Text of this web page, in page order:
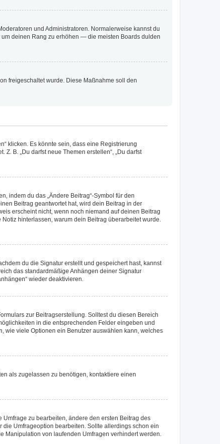
und Administratoren. Normalerweise kannst du
deinen Rang zu erhöhen — die meisten Boards dulden
freigeschaltet wurde. Diese Maßnahme soll den
klicken. Es könnte sein, dass eine Registrierung
B. „Du darfst neue Themen erstellen“, „Du darfst
indem du das „Ändere Beitrag“-Symbol für den
Beitrag geantwortet hat, wird dein Beitrag in der
erscheint nicht, wenn noch niemand auf deinen Beitrag
hinterlassen, warum dein Beitrag überarbeitet wurde.
du die Signatur erstellt und gespeichert hast, kannst
das standardmäßige Anhängen deiner Signatur
wieder deaktivieren.
zur Beitragserstellung. Solltest du diesen Bereich
in die entsprechenden Felder eingeben und
wie viele Optionen ein Benutzer auswählen kann, welches
als zugelassen zu benötigen, kontaktiere einen
zu bearbeiten, ändere den ersten Beitrag des
Umfrageoption bearbeiten. Sollte allerdings schon ein
Manipulation von laufenden Umfragen verhindert werden.